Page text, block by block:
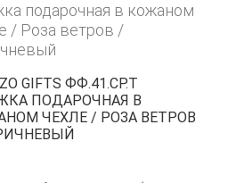
GIFTS ФФ.41.СР.Т
ПОДАРОЧНАЯ В
ЧЕХЛЕ / РОЗА ВЕТРОВ